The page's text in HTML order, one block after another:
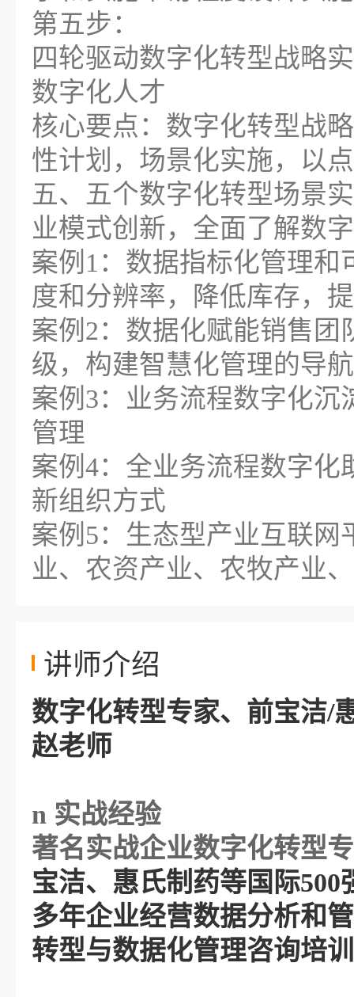
第五步：
四轮驱动数字化转型战略
数字化人才
核心要点：数字化转型战
性计划，场景化实施，以
五、五个数字化转型场景
业模式创新，全面了解数
案例1：数据指标化管理
度和分辨率，降低库存，
案例2：数据化赋能销售团
级，构建智慧化管理的导
案例3：业务流程数字化
管理
案例4：全业务流程数字
新组织方式
案例5：生态型产业互联
业、农资产业、农牧产业
讲师介绍
数字化转型专家、前宝洁/
赵老师
n 实战经验
著名实战企业数字化转型
宝洁、惠氏制药等国际500
多年企业经营数据分析和
转型与数据化管理咨询培